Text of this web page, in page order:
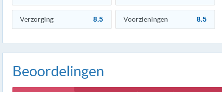
Verzorging 8.5 Voorzieningen 8.5
Beoordelingen